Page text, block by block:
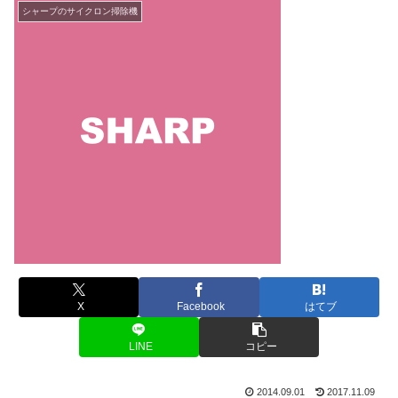
シャープのサイクロン掃除機
X Facebook はてブ
LINE コピー
2014.09.01 2017.11.09